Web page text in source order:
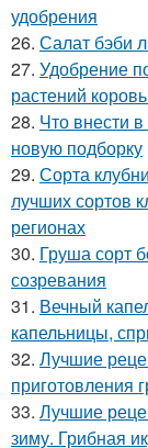
удобрения
26. Салат бэби
27. Удобрение
растений
28. Что внести
новую подборку
29. Сорта
лучших сортов
регионах
30. Груша сорт
созревания
31. Вечный
капельницы,
32. Лучшие
приготовления
33. Лучшие
зиму. Грибная